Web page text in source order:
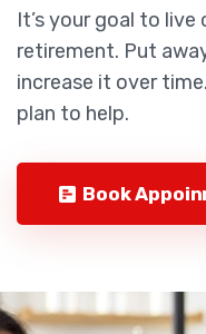
It’s your goal to
retirement. Put
increase it over
plan to help.
Book